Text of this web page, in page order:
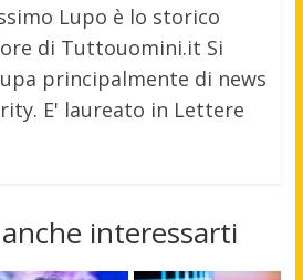
Lupo è lo storico
di Tuttouomini.it Si
principalmente di news
E' laureato in Lettere
interessarti